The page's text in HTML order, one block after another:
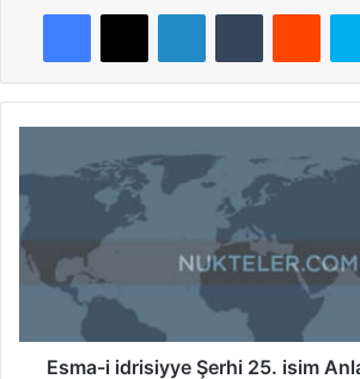
-
r
Esma-i idrisiyye Şerhi 25. isim